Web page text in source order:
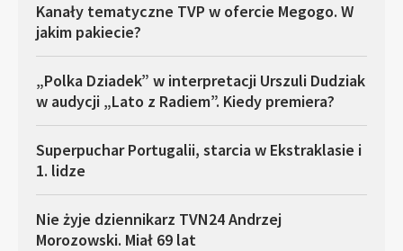
Kanały tematyczne TVP w ofercie Megogo. W
jakim pakiecie?
„Polka Dziadek” w interpretacji Urszuli Dudziak
w audycji „Lato z Radiem”. Kiedy premiera?
Superpuchar Portugalii, starcia w Ekstraklasie i
1. lidze
Nie żyje dziennikarz TVN24 Andrzej
Morozowski. Miał 69 lat